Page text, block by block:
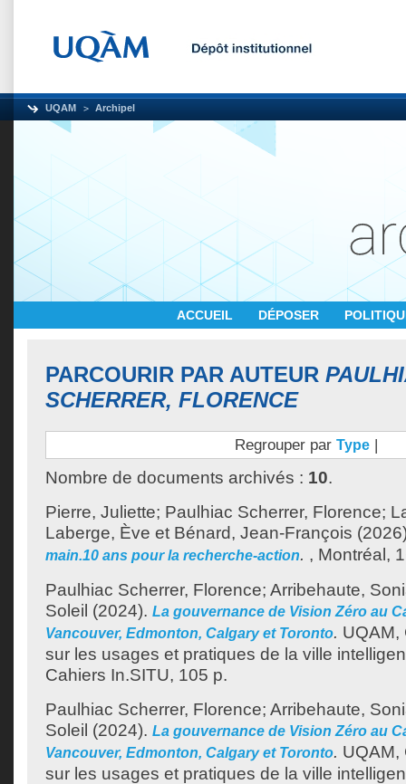
UQAM Archipel
ACCUEIL DÉPOSER
PARCOURIR PAR AUTEUR
SCHERRER, FLORENCE
Regrouper par Type |
Nombre de documents archivés : 10.
Pierre, Juliette; Paulhiac Scherrer, Florence;
Laberge, Ève et Bénard, Jean-François
main.10 ans pour la recherche-action. , Montréal,
Paulhiac Scherrer, Florence; Arribehaute,
Soleil (2024). La gouvernance de Vision Zéro au
Vancouver, Edmonton, Calgary et Toronto. UQAM,
sur les usages et pratiques de la ville
Cahiers In.SITU, 105 p.
Paulhiac Scherrer, Florence; Arribehaute,
Soleil (2024). La gouvernance de Vision Zéro au
Vancouver, Edmonton, Calgary et Toronto. UQAM,
sur les usages et pratiques de la ville